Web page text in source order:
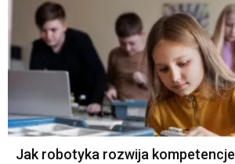
Jak robotyka rozwija kompetencje